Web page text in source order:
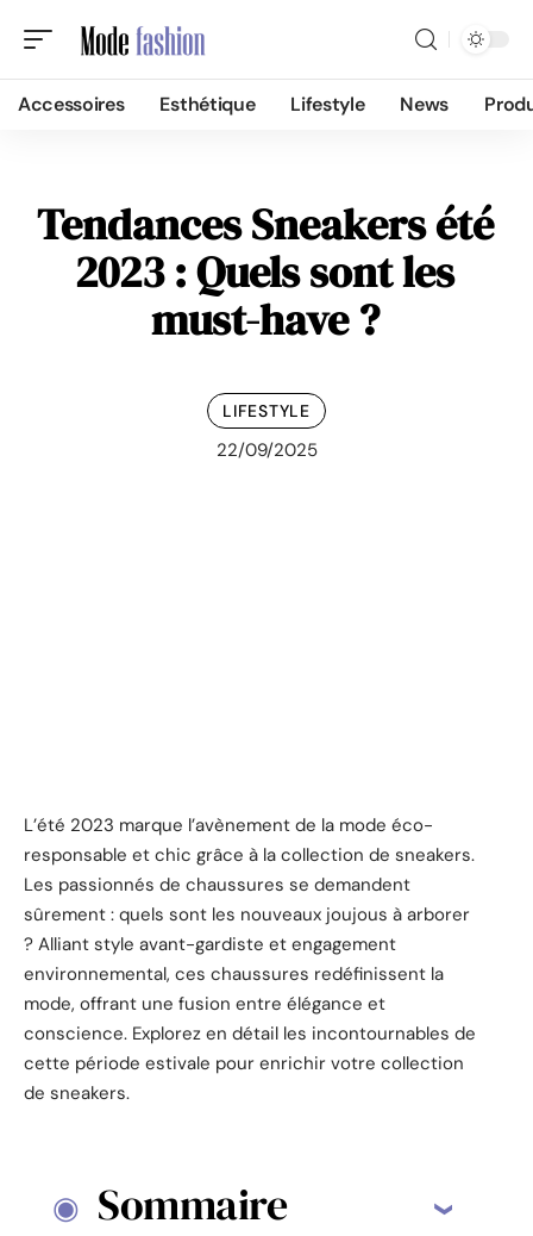
Accessoires Esthétique Lifestyle News
Tendances Sneakers été
2023 : Quels sont les
must-have ?
LIFESTYLE
22/09/2025
L’été 2023 marque l’avènement de la mode éco-
responsable et chic grâce à la collection de sneakers.
Les passionnés de chaussures se demandent
sûrement : quels sont les nouveaux joujous à arborer
? Alliant style avant-gardiste et engagement
environnemental, ces chaussures redéfinissent la
mode, offrant une fusion entre élégance et
conscience. Explorez en détail les incontournables de
cette période estivale pour enrichir votre collection
de sneakers.
Sommaire